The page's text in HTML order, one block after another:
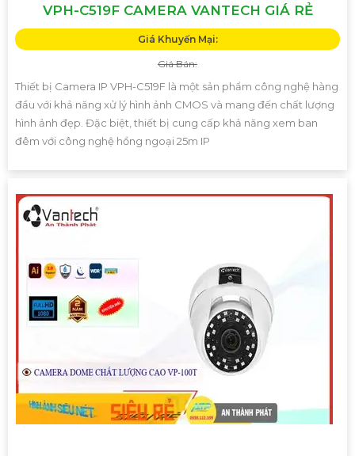
VPH-C519F CAMERA VANTECH GIÁ RẺ
Giá Khuyến Mại:
Giá Bán:
Thiết bị Camera IP VPH-C519F là một sản phẩm công nghệ hàng
đầu với khả năng xử lý hình ảnh CMOS và mang đến chất lượng
hình ảnh đẹp. Đặc biệt, thiết bị cung cấp khả năng xem ban
đêm với công nghệ hồng ngoại 25m IP